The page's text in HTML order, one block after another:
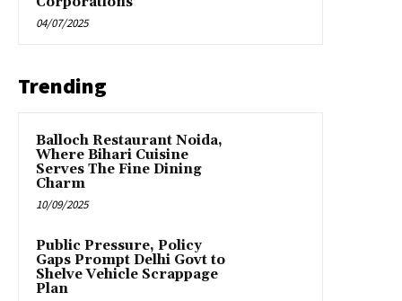
04/07/2025
Trending
Balloch Restaurant Noida,
Where Bihari Cuisine
Serves The Fine Dining
Charm
10/09/2025
Public Pressure, Policy
Gaps Prompt Delhi Govt to
Shelve Vehicle Scrappage
Plan